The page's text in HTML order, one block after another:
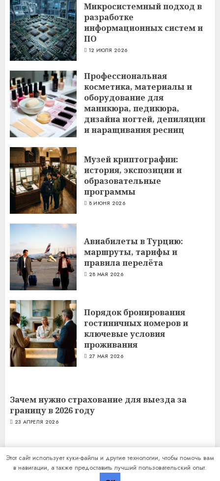
Микросистемный подход в
разработке
информационных систем и
ПО
12 ИЮЛЯ 2026
Профессиональная
косметика, материалы и
оборудование для
маникюра, педикюра,
дизайна ногтей, депиляции
и наращивания ресниц
Музей криптографии:
история, экспозиции и
образовательные
программы
8 ИЮНЯ 2026
Авиабилеты в Турцию:
маршруты, тарифы и
правила перелёта
28 МАЯ 2026
Порядок бронирования
гостиничных номеров и
ключевые условия
проживания
27 МАЯ 2026
Зачем нужно страхование для выезда за
границу в 2026 году
23 АПРЕЛЯ 2026
Copyright © Все права защищены.
Этот сайт использует куки-файлы и другие технологии, чтобы помочь вам
в навигации, а также предоставить лучший пользовательский опыт.